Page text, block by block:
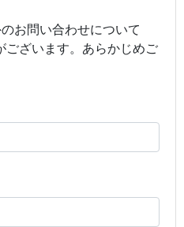
お問い合わせについて
ございます。あらかじめご